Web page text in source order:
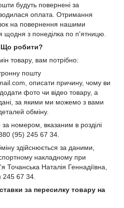
будуть повернені за
оплата. Отримання
на повернення нашими
щодня з понеділка по п'ятницю.
Що робити?
товару, вам потрібно:
пошту
описати причину, чому ви
фото чи відео товару, а
за якими ми можемо з вами
обміну.
номером, вказаним в розділі
(95) 245 67 34.
здійснюється за даними,
накладному при
Точанська Наталія Геннадіївна,
67 34.
за пересилку товару на